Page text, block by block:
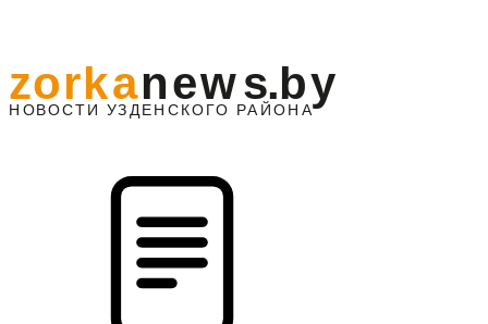
НО ВОСТИ УЗДЕНС КО ГО РАЙОНА
zorkanews.by